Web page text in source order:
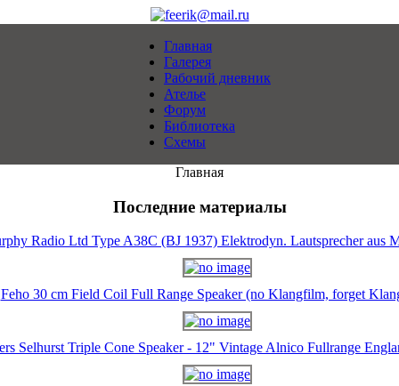
Главная
Галерея
Рабочий дневник
Ателье
Форум
Библиотека
Схемы
Главная
Последние материалы
Radio Ltd Type A38C (BJ 1937) Elektrodyn. Lautsprecher aus
Feho 30 cm Field Coil Full Range Speaker (no Klangfilm, forget
Selhurst Triple Cone Speaker - 12" Vintage Alnico Fullrange